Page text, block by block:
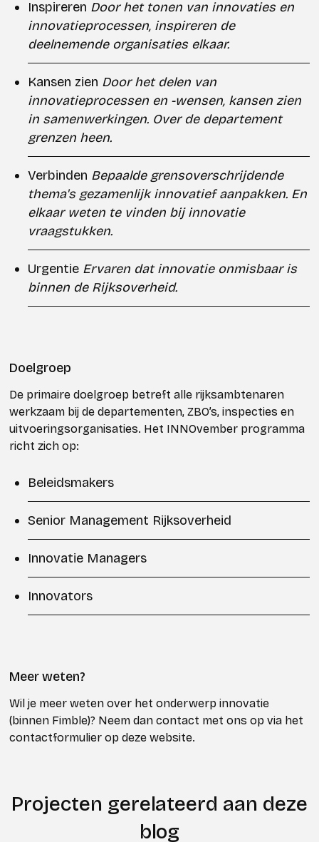
Inspireren Door het tonen van innovaties en
innovatieprocessen, inspireren de
deelnemende organisaties elkaar.
Kansen zien Door het delen van
innovatieprocessen en -wensen, kansen zien
in samenwerkingen. Over de departement
grenzen heen.
Verbinden Bepaalde grensoverschrijdende
thema's gezamenlijk innovatief aanpakken. En
elkaar weten te vinden bij innovatie
vraagstukken.
Urgentie Ervaren dat innovatie onmisbaar is
binnen de Rijksoverheid.
Doelgroep
De primaire doelgroep betreft alle rijksambtenaren
werkzaam bij de departementen, ZBO’s, inspecties en
uitvoeringsorganisaties. Het INNOvember programma
richt zich op:
Beleidsmakers
Senior Management Rijksoverheid
Innovatie Managers
Innovators
Meer weten?
Wil je meer weten over het onderwerp innovatie
(binnen Fimble)? Neem dan contact met ons op via het
contactformulier op deze website.
Projecten gerelateerd aan deze
blog